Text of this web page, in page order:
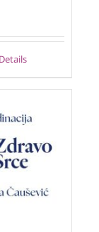
Details